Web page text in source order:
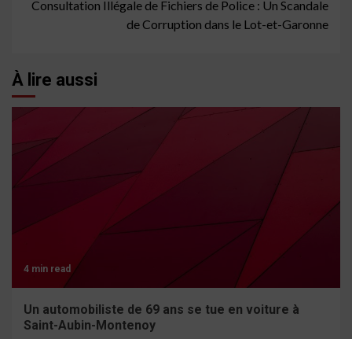
Consultation Illégale de Fichiers de Police : Un Scandale
de Corruption dans le Lot-et-Garonne
À lire aussi
4 min read
Un automobiliste de 69 ans se tue en voiture à
Saint-Aubin-Montenoy